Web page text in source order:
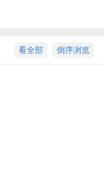
倒序浏览
看全部